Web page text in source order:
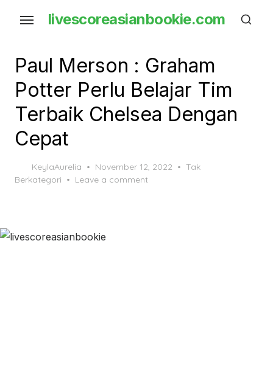
content
livescoreasianbookie.com
Paul Merson : Graham
Potter Perlu Belajar Tim
Terbaik Chelsea Dengan
Cepat
KeylaAurelia
Posted
on
November 12, 2022
Tak
Berkategori
Leave a comment